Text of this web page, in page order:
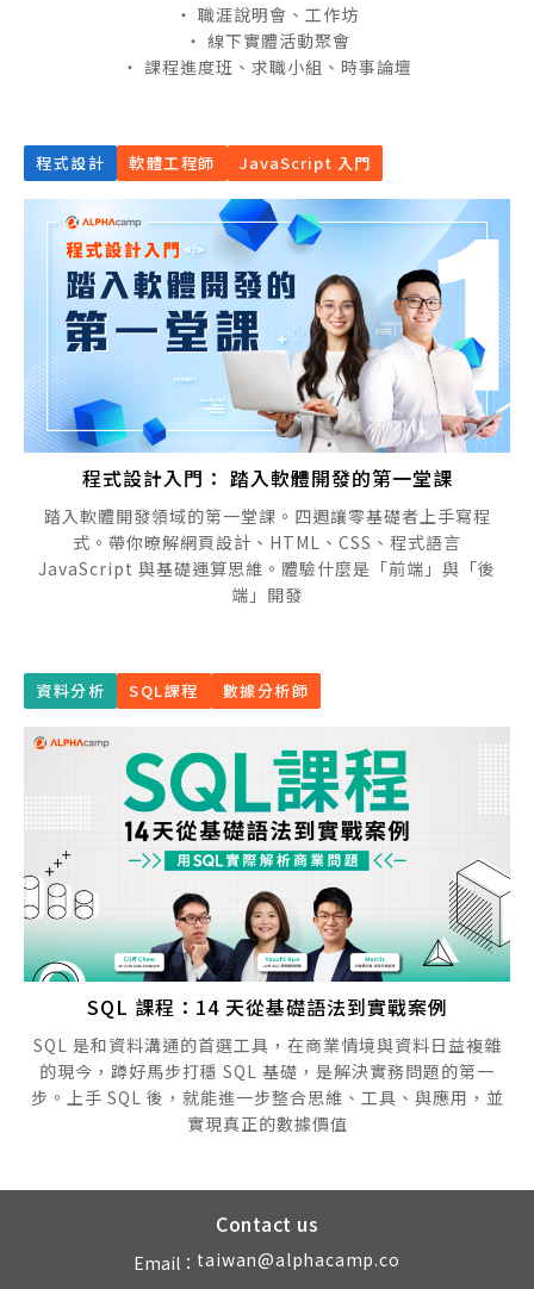
・ 職涯說明會、工作坊
・ 線下實體活動聚會
・ 課程進度班、求職小組、時事論壇
程式設計 軟體工程師 JavaScript 入門
程式設計入門： 踏入軟體開發的第一堂課
踏入軟體開發領域的第一堂課。四週讓零基礎者上手寫程
式。帶你暸解網頁設計、HTML、CSS、程式語言
JavaScript 與基礎運算思維。體驗什麼是「前端」與「後
端」開發
資料分析 SQL課程 數據分析師
SQL 課程：14 天從基礎語法到實戰案例
SQL 是和資料溝通的首選工具，在商業情境與資料日益複雜
的現今，蹲好馬步打穩 SQL 基礎，是解決實務問題的第一
步。上手 SQL 後，就能進一步整合思維、工具、與應用，並
實現真正的數據價值
Contact us
Email： taiwan@alphacamp.co